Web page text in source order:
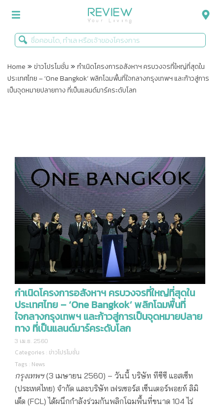
รีวิวคอนโด
รีวิวบ้าน
ข่าวโปรโมชั่น
Home »ข่าวโปรโมชั่น »กำเนิดโครงการอสังหาฯ ครบวงจรที่ใหญ่ที่สุดใน
ประเทศไทย – ‘One Bangkok’ พลิกโฉมพื้นที่ใจกลางกรุงเทพฯ และก้าวสู่การ
เป็นจุดหมายปลายทาง ที่เป็นแลนด์มาร์คระดับโลก
กำเนิดโครงการอสังหาฯ ครบวงจรที่ใหญ่ที่สุดใน
ประเทศไทย – ‘One Bangkok’ พลิกโฉมพื้นที่
ใจกลางกรุงเทพฯ และก้าวสู่การเป็นจุดหมายปลาย
ทาง ที่เป็นแลนด์มาร์คระดับโลก
3 เม.ย. 2560
Categories : ข่าวโปรโมชั่น
Tags : News
กรุงเทพฯ(3 เมษายน 2560) – วันนี้ บริษัท ทีซีซี แอสเซ็ท
(ประเทศไทย) จำกัด และบริษัท เฟรเซอร์ส เซ็นเตอร์พอยท์ ลิมิ
เต็ด (FCL) ได้ผนึกกำลังร่วมกันพลิกโฉมพื้นที่ขนาด 104 ไร่